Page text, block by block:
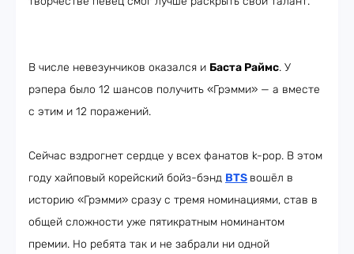
В числе невезунчиков оказался и Баста Раймс. У
рэпера было 12 шансов получить «Грэмми» — а вместе
с этим и 12 поражений.
Сейчас вздрогнет сердце у всех фанатов k-pop. В этом
году хайповый корейский бойз-бэнд BTS вошёл в
историю «Грэмми» сразу с тремя номинациями, став в
общей сложности уже пятикратным номинантом
премии. Но ребята так и не забрали ни одной